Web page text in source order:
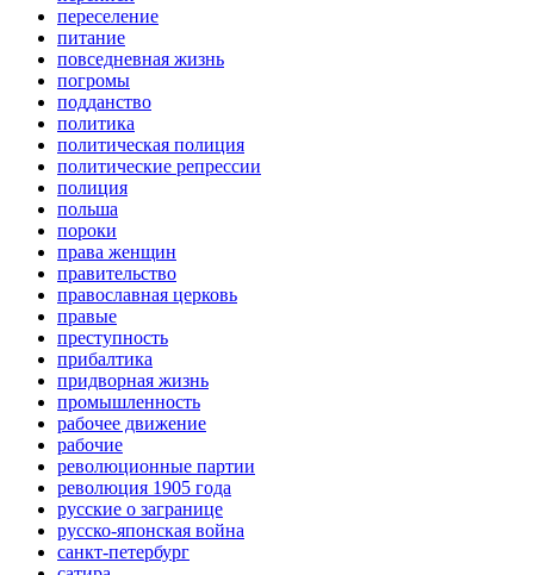
переселение
питание
повседневная жизнь
погромы
подданство
политика
политическая полиция
политические репрессии
полиция
польша
пороки
права женщин
правительство
православная церковь
правые
преступность
прибалтика
придворная жизнь
промышленность
рабочее движение
рабочие
революционные партии
революция 1905 года
русские о загранице
русско-японская война
санкт-петербург